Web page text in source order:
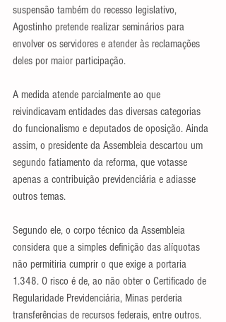
suspensão também do recesso legislativo,
Agostinho pretende realizar seminários para
envolver os servidores e atender às reclamações
deles por maior participação.
A medida atende parcialmente ao que
reivindicavam entidades das diversas categorias
do funcionalismo e deputados de oposição. Ainda
assim, o presidente da Assembleia descartou um
segundo fatiamento da reforma, que votasse
apenas a contribuição previdenciária e adiasse
outros temas.
Segundo ele, o corpo técnico da Assembleia
considera que a simples definição das alíquotas
não permitiria cumprir o que exige a portaria
1.348. O risco é de, ao não obter o Certificado de
Regularidade Previdenciária, Minas perderia
transferências de recursos federais, entre outros.